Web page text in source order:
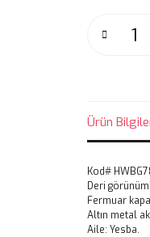
Ürün
Kod#
Deri
Fermuar
Altın metal
Aile: Yesba.